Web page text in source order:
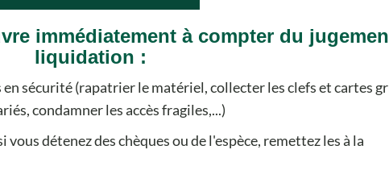
immédiatement à compter du
liquidation :
sécurité (rapatrier le matériel, collecter les clefs et cartes
condamner les accès fragiles,...)
détenez des chèques ou de l'espèce, remettez les à la